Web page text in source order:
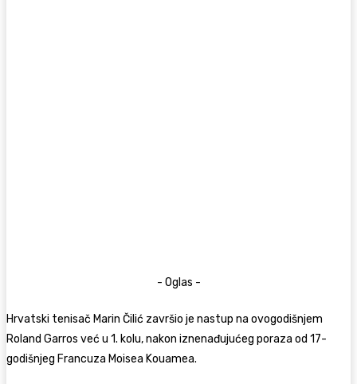
- Oglas -
Hrvatski tenisač Marin Čilić završio je nastup na ovogodišnjem
Roland Garros već u 1. kolu, nakon iznenađujućeg poraza od 17-
godišnjeg Francuza Moisea Kouamea.